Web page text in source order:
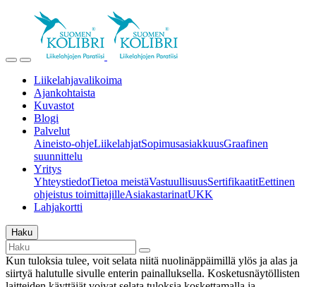
Liikelahjavalikoima
Ajankohtaista
Kuvastot
Blogi
Palvelut
Aineisto-ohjeLiikelahjatSopimusasiakkuusGraafinen
suunnittelu
Yritys
YhteystiedotTietoa meistäVastuullisuusSertifikaatitEettinen
ohjeistus toimittajilleAsiakastarinatUKK
Lahjakortti
Haku
Kun tuloksia tulee, voit selata niitä nuolinäppäimillä ylös ja alas ja
siirtyä halutulle sivulle enterin painalluksella. Kosketusnäytöllisten